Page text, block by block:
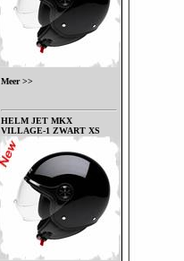
Meer >>
HELM JET MKX
VILLAGE-1 ZWART XS